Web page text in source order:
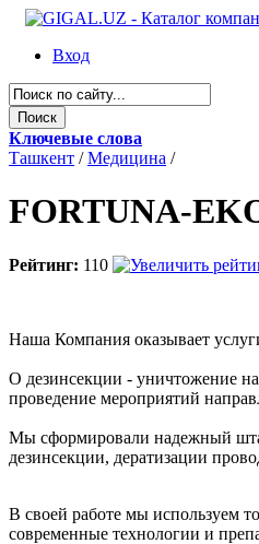
Вход
Ключевые слова
Ташкент / Медицина /
FORTUNA-
Рейтинг: 110
Наша Компания оказывает
О дезинсекции - уничтожение
проведение мероприятий
Мы сформировали надежный
дезинсекции, дератизации
В своей работе мы используем
современные технологии и